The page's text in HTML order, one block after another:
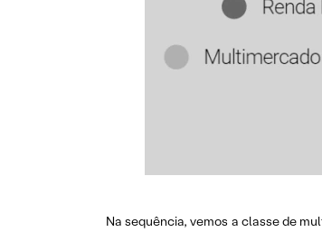
Na sequência, vemos a classe de